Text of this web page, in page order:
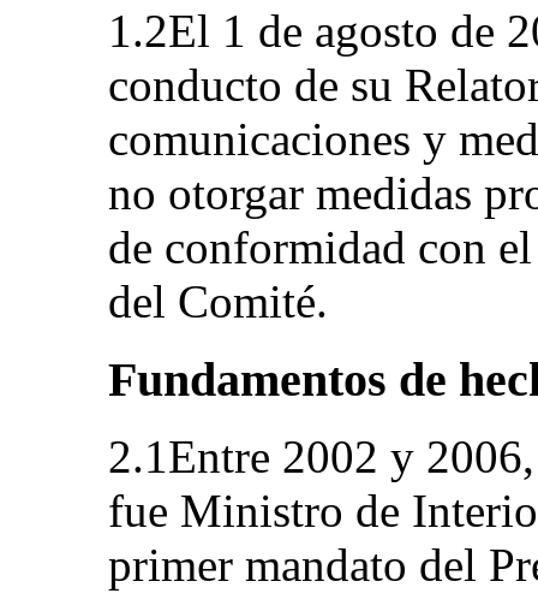
1.2El 1 de agosto de
conducto de su
comunicaciones y
no otorgar medidas
de conformidad con
del Comité.
Fundamentos de
2.1Entre 2002 y
fue Ministro de
primer mandato del